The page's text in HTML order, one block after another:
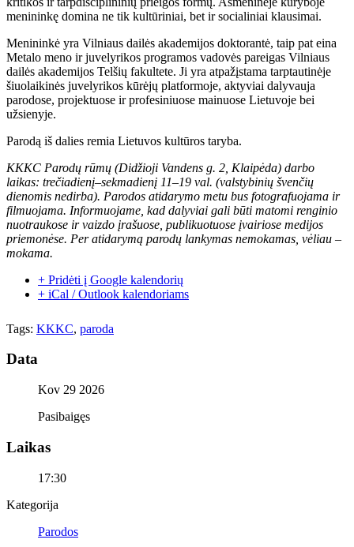
menininkę domina ne tik kultūriniai, bet ir socialiniai klausimai.
Menininkė yra Vilniaus dailės akademijos doktorantė, taip pat eina
Metalo meno ir juvelyrikos programos vadovės pareigas Vilniaus
dailės akademijos Telšių fakultete. Ji yra atpažįstama tarptautinėje
šiuolaikinės juvelyrikos kūrėjų platformoje, aktyviai dalyvauja
parodose, projektuose ir profesiniuose mainuose Lietuvoje bei
užsienyje.
Parodą iš dalies remia Lietuvos kultūros taryba.
KKKC Parodų rūmų (Didžioji Vandens g. 2, Klaipėda) darbo
laikas: trečiadienį–sekmadienį 11–19 val. (valstybinių švenčių
dienomis nedirba). Parodos atidarymo metu bus fotografuojama ir
filmuojama. Informuojame, kad dalyviai gali būti matomi renginio
nuotraukose ir vaizdo įrašuose, publikuotuose įvairiose medijos
priemonėse. Per atidarymą parodų lankymas nemokamas, vėliau –
mokama.
+ Pridėti į Google kalendorių
+ iCal / Outlook kalendoriams
Tags: KKKC, paroda
Data
Kov 29 2026
Pasibaigęs
Laikas
17:30
Kategorija
Parodos